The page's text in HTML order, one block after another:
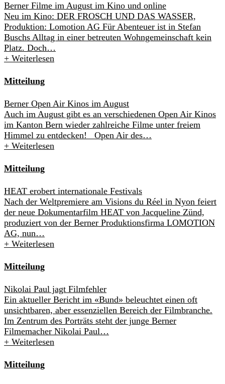
Berner Filme im August im Kino und online
Neu im Kino: DER FROSCH UND DAS WASSER,
Produktion: Lomotion AG Für Abenteuer ist in Stefan
Buschs Alltag in einer betreuten Wohngemeinschaft kein
Platz. Doch…
+ Weiterlesen
Mitteilung
Berner Open Air Kinos im August
Auch im August gibt es an verschiedenen Open Air Kinos
im Kanton Bern wieder zahlreiche Filme unter freiem
Himmel zu entdecken! Open Air des…
+ Weiterlesen
Mitteilung
HEAT erobert internationale Festivals
Nach der Weltpremiere am Visions du Réel in Nyon feiert
der neue Dokumentarfilm HEAT von Jacqueline Zünd,
produziert von der Berner Produktionsfirma LOMOTION
AG, nun…
+ Weiterlesen
Mitteilung
Nikolai Paul jagt Filmfehler
Ein aktueller Bericht im «Bund» beleuchtet einen oft
unsichtbaren, aber essenziellen Bereich der Filmbranche.
Im Zentrum des Porträts steht der junge Berner
Filmemacher Nikolai Paul…
+ Weiterlesen
Mitteilung